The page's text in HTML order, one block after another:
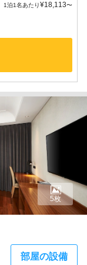
1泊1名あたり¥18,113〜
部屋の設備
5枚